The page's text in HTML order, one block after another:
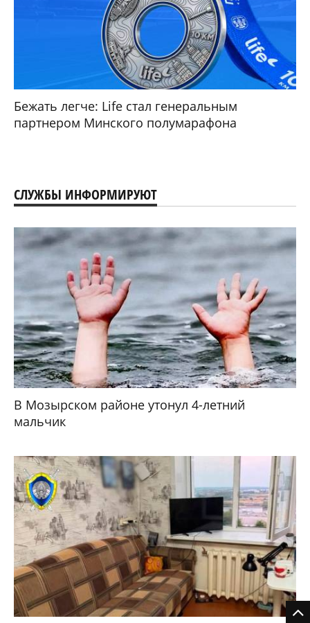
Бежать легче: Life стал генеральным
партнером Минского полумарафона
СЛУЖБЫ ИНФОРМИРУЮТ
В Мозырском районе утонул 4-летний
мальчик